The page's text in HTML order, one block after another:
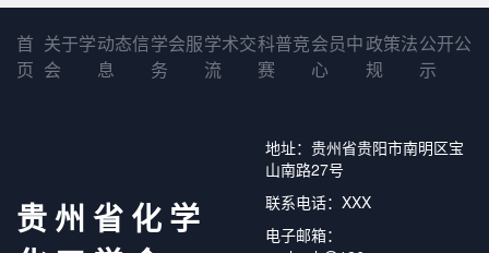
首
页
关于学
会
动态信
息
学会服
务
学术交
流
科普竞
赛
会员中
心
政策法
规
公开公
示
贵州省化学
地址：贵州省贵阳市南明区宝
山南路27号
联系电话：XXX
电子邮箱：